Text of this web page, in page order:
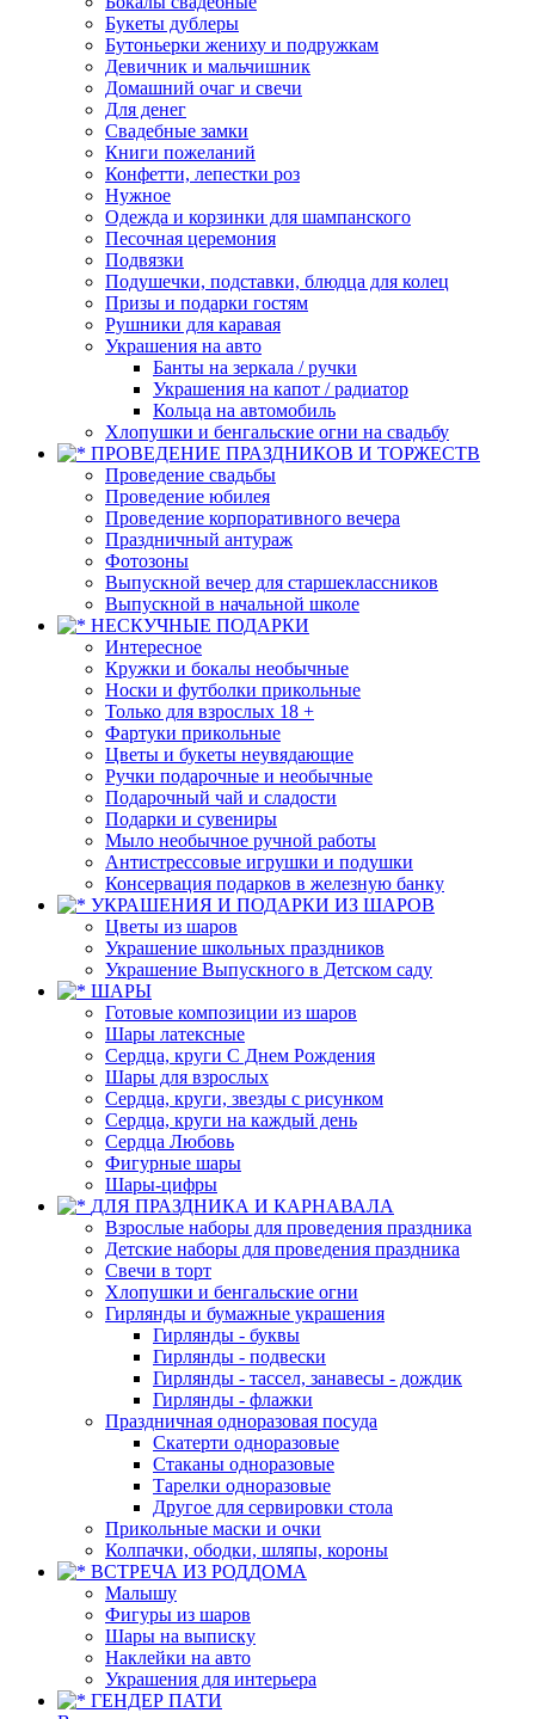
Букеты дублеры
Бутоньерки жениху и подружкам
Девичник и мальчишник
Домашний очаг и свечи
Для денег
Свадебные замки
Книги пожеланий
Конфетти, лепестки роз
Нужное
Одежда и корзинки для шампанского
Песочная церемония
Подвязки
Подушечки, подставки, блюдца для колец
Призы и подарки гостям
Рушники для каравая
Украшения на авто
Банты на зеркала / ручки
Украшения на капот / радиатор
Кольца на автомобиль
Хлопушки и бенгальские огни на свадьбу
ПРОВЕДЕНИЕ ПРАЗДНИКОВ И ТОРЖЕСТВ
Проведение свадьбы
Проведение юбилея
Проведение корпоративного вечера
Праздничный антураж
Фотозоны
Выпускной вечер для старшеклассников
Выпускной в начальной школе
НЕСКУЧНЫЕ ПОДАРКИ
Интересное
Кружки и бокалы необычные
Носки и футболки прикольные
Только для взрослых 18 +
Фартуки прикольные
Цветы и букеты неувядающие
Ручки подарочные и необычные
Подарочный чай и сладости
Подарки и сувениры
Мыло необычное ручной работы
Антистрессовые игрушки и подушки
Консервация подарков в железную банку
УКРАШЕНИЯ И ПОДАРКИ ИЗ ШАРОВ
Цветы из шаров
Украшение школьных праздников
Украшение Выпускного в Детском саду
ШАРЫ
Готовые композиции из шаров
Шары латексные
Сердца, круги С Днем Рождения
Шары для взрослых
Сердца, круги, звезды с рисунком
Сердца, круги на каждый день
Сердца Любовь
Фигурные шары
Шары-цифры
ДЛЯ ПРАЗДНИКА И КАРНАВАЛА
Взрослые наборы для проведения праздника
Детские наборы для проведения праздника
Свечи в торт
Хлопушки и бенгальские огни
Гирлянды и бумажные украшения
Гирлянды - буквы
Гирлянды - подвески
Гирлянды - тассел, занавесы - дождик
Гирлянды - флажки
Праздничная одноразовая посуда
Скатерти одноразовые
Стаканы одноразовые
Тарелки одноразовые
Другое для сервировки стола
Прикольные маски и очки
Колпачки, ободки, шляпы, короны
ВСТРЕЧА ИЗ РОДДОМА
Малышу
Фигуры из шаров
Шары на выписку
Наклейки на авто
Украшения для интерьера
ГЕНДЕР ПАТИ